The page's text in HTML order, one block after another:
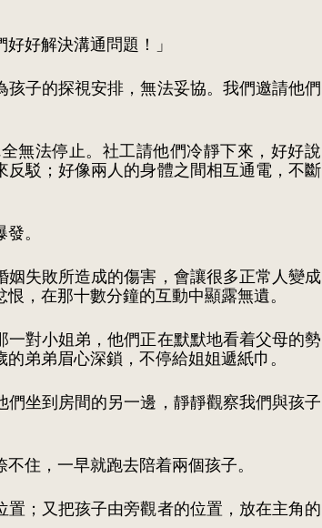
好解決溝通問題！」
子的探視安排，無法妥協。我們邀請他們
無法停止。社工請他們冷靜下來，好好說
駁；好像兩人的身體之間相互通電，不斷
。
失敗所造成的傷害，會讓很多正常人變成
，在那十數分鐘的互動中顯露無遺。
對小姐弟，他們正在默默地看着父母的勢
弟弟眉心深鎖，不停給姐姐遞紙巾。
坐到房間的另一邊，靜靜觀察我們與孩子
住，一早就跑去陪着兩個孩子。
；又把孩子由旁觀者的位置，放在主角的